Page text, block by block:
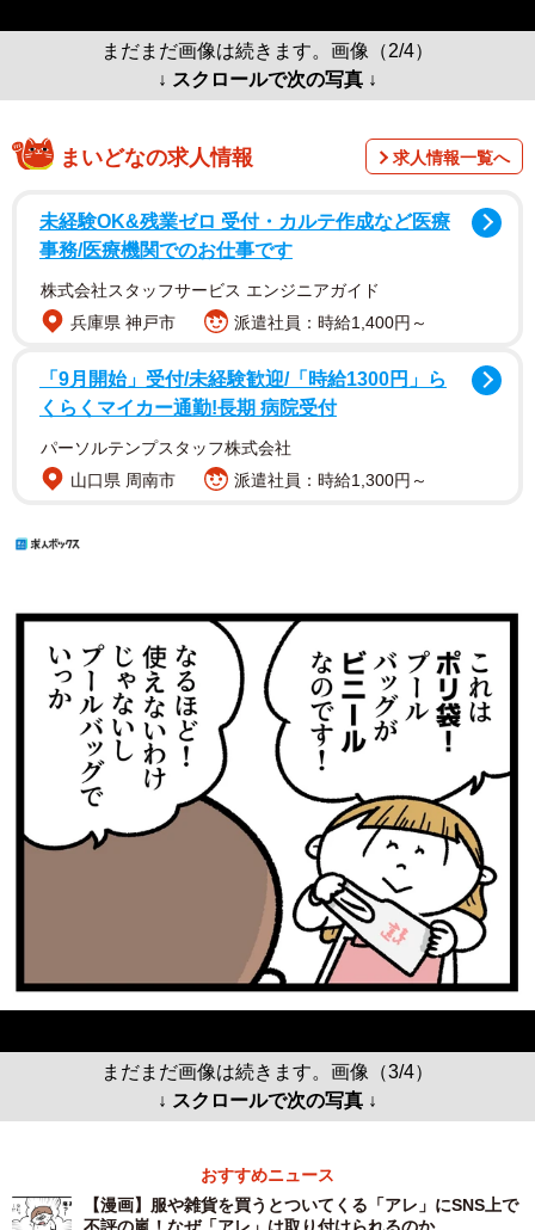
まだまだ画像は続きます。画像（2/4）
↓ スクロールで次の写真 ↓
まいどなの求人情報 求人情報一覧へ
未経験OK&残業ゼロ 受付・カルテ作成など医療
事務/医療機関でのお仕事です
株式会社スタッフサービス エンジニアガイド
兵庫県 神戸市
派遣社員：時給1,400円～
「9月開始」受付/未経験歓迎/「時給1300円」ら
くらくマイカー通勤!長期 病院受付
パーソルテンプスタッフ株式会社
山口県 周南市
派遣社員：時給1,300円～
まだまだ画像は続きます。画像（3/4）
↓ スクロールで次の写真 ↓
おすすめニュース
【漫画】服や雑貨を買うとついてくる「アレ」にSNS上で